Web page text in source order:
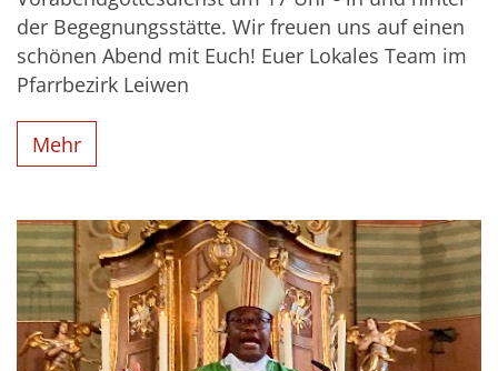
der Begegnungsstätte. Wir freuen uns auf einen
schönen Abend mit Euch! Euer Lokales Team im
Pfarrbezirk Leiwen
Mehr